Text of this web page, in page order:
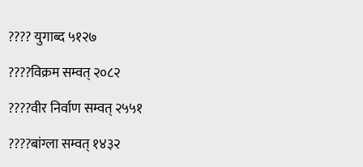
???? युगाब्द ५१२७
????विक्रम सम्वत् २०८२
????वीर निर्वाण सम्वत् २५५१
????बांग्ला सम्वत् १४३२